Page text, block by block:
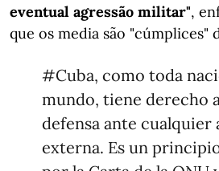
eventual agressão militar",
que os media são "cúmplices"
#Cuba, como toda
mundo, tiene derecho
defensa ante cualquier
externa. Es un